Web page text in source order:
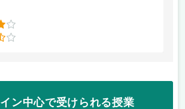
ン中心で受けられる授業